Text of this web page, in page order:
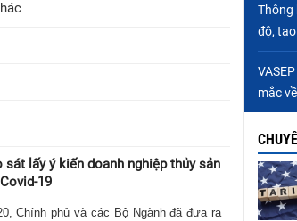
sát lấy ý kiến doanh nghiệp thủy sản
19
Chính phủ và các Bộ Ngành đã đưa ra
Thông
độ,
mắc